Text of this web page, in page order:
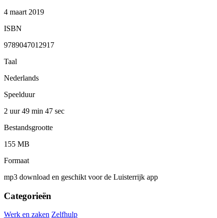
4 maart 2019
ISBN
9789047012917
Taal
Nederlands
Speelduur
2 uur 49 min 47 sec
Bestandsgrootte
155 MB
Formaat
mp3 download en geschikt voor de Luisterrijk app
Categorieën
Werk en zaken Zelfhulp